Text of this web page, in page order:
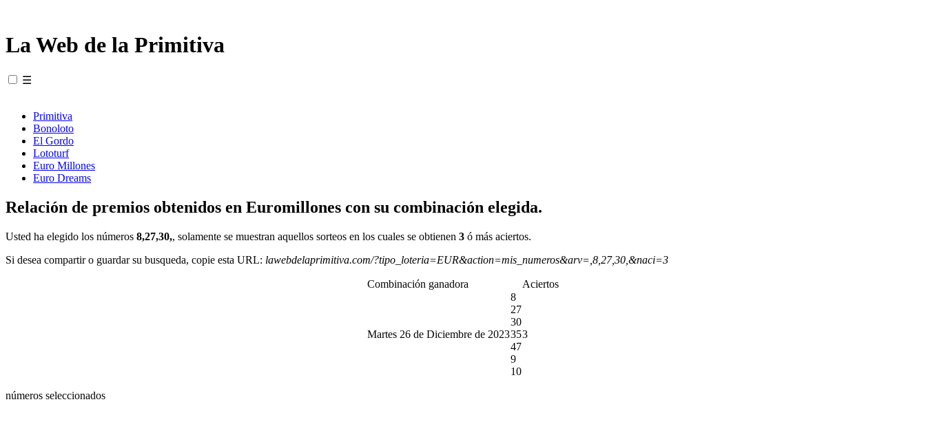
La Web de la Primitiva
☰
Primitiva
Bonoloto
El Gordo
Lototurf
Euro Millones
Euro Dreams
Relación de premios obtenidos en Euromillones con su combinación elegida.
Usted ha elegido los números 8,27,30,, solamente se muestran aquellos sorteos en los cuales se obtienen 3 ó más aciertos.
Si desea compartir o guardar su busqueda, copie esta URL: lawebdelaprimitiva.com/?tipo_loteria=EUR&action=mis_numeros&arv=,8,27,30,&naci=3
Combinación ganadora Aciertos
Martes 26 de Diciembre de 2023
8
27
30
35
47
9
10
3
números seleccionados